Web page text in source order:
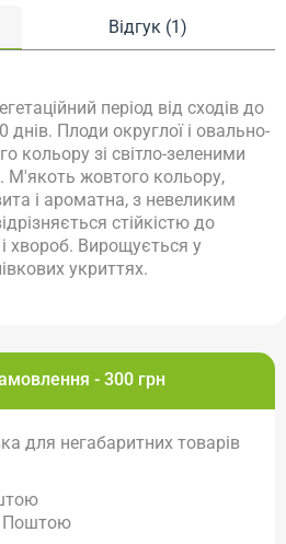
- 300 грн
для негабаритних товарів
Поштою
Відгук (1)
період від сходів до
днів. Плоди округлої і овально-
кольору зі світло-зеленими
М'якоть жовтого кольору,
і ароматна, з невеликим
стійкістю до
хвороб. Вирощується у
укриттях.